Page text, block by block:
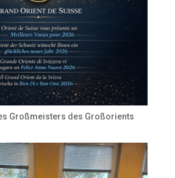
Großmeisters des Großorients